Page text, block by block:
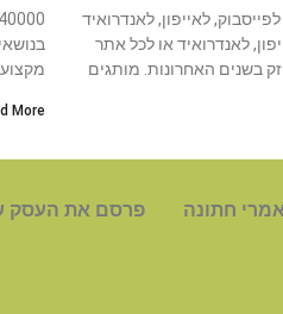
לפייסבוק, לאייפון, לאנדרואיד
לאנדרואיד או לכל אתר
בשנים האחרונות. מותגים
More »
חתונה פרסם את העסק